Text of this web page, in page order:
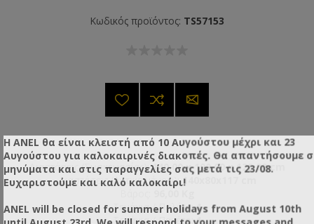
Κωδικός προϊόντος: TS57153
Διαστάσεις (Συσκευασίας): 140,00 x 100,00 x 120,00 cm
Διαστάσεις (Αντικειμένου): 140x80x117 cm
Τεμάχια / Παλέτα: 1
Τεμάχια / Πακέτο: 1
Η ANEL θα είναι κλειστή από 10 Αυγούστου μέχρι και 23
Αυγούστου για καλοκαιρινές διακοπές. Θα απαντήσουμε
μηνύματα και στις παραγγελίες σας μετά τις 23/08.
Ευχαριστούμε και καλό καλοκαίρι!
ANEL will be closed for summer holidays from August 10th